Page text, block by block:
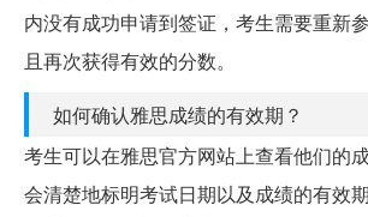
内没有成功申请到签证，考生需要重新
且再次获得有效的分数。
如何确认雅思成绩的有效期？
考生可以在雅思官方网站上查看他们的
会清楚地标明考试日期以及成绩的有效